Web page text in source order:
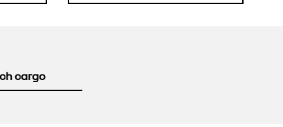
cargo